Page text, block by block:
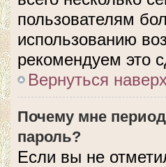
пользователям
использованию
рекомендуем это
Вернуться
Почему мне
пароль?
Если вы не